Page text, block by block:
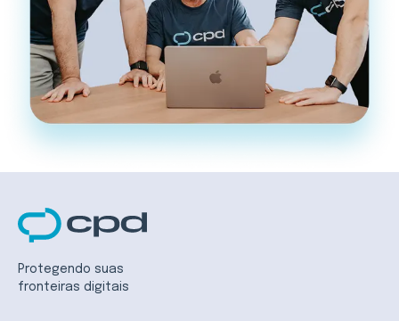
Protegendo suas
fronteiras digitais